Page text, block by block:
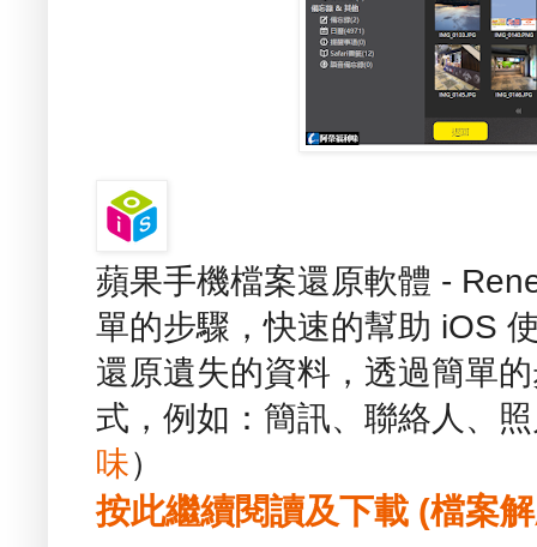
蘋果手機檔案還原軟體 -
單的步驟，快速的幫助 iOS
還原遺失的資料，透過簡單
式，例如：簡訊、聯絡人、
味）
按此繼續閱讀及下載 (檔案